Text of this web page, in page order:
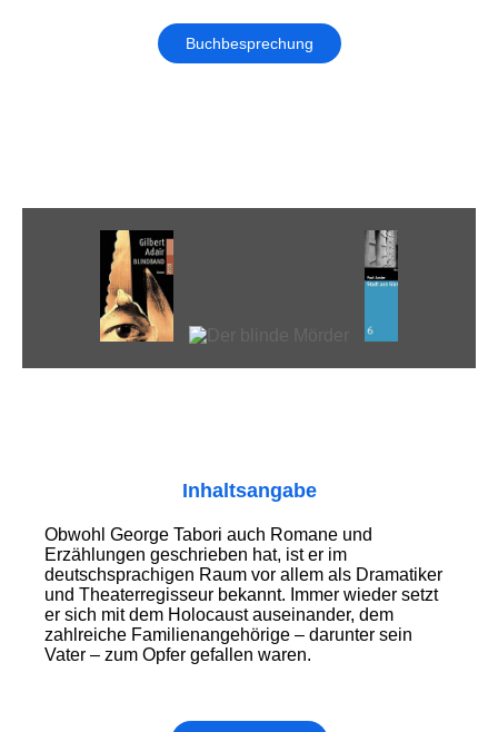
Buchbesprechung
Inhaltsangabe
Obwohl George Tabori auch Romane und
Erzählungen geschrieben hat, ist er im
deutschsprachigen Raum vor allem als Dramatiker
und Theaterregisseur bekannt. Immer wieder setzt
er sich mit dem Holocaust auseinander, dem
zahlreiche Familienangehörige – darunter sein
Vater – zum Opfer gefallen waren.